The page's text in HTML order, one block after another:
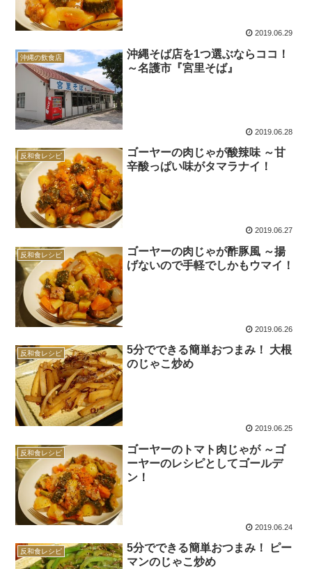
2019.06.29
沖縄の飲食店
沖縄そば店を1つ選ぶならココ！
～名護市『宮里そば』
2019.06.28
反和食レシピ
ゴーヤーの肉じゃが酸辣味 ～甘
辛酸っぱい味がタマラナイ！
2019.06.27
反和食レシピ
ゴーヤーの肉じゃが酢豚風 ～揚
げないので手軽でしかもウマイ！
2019.06.26
反和食レシピ
5分でできる簡単おつまみ！ 大根
のじゃこ炒め
2019.06.25
反和食レシピ
ゴーヤーのトマト肉じゃが ～ゴ
ーヤーのレシピとしてゴールデ
ン！
2019.06.24
反和食レシピ
5分でできる簡単おつまみ！ ピー
マンのじゃこ炒め